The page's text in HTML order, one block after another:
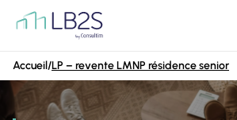
Aller au contenu
Accueil/LP – revente LMNP résidence senior